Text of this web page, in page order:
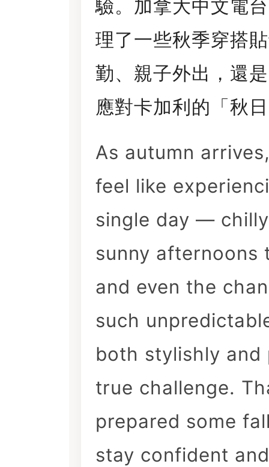
驗。加拿大中文電
理了一些秋季穿搭
勤、親子外出，還
應對卡加利的「秋
As autumn
feel like
single day —
sunny afternoons
and even the
such
both stylishly and
true challenge.
prepared some
stay confident